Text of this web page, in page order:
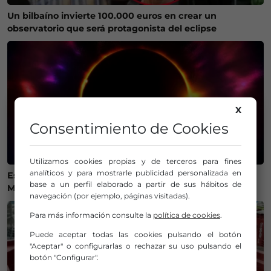
Un bilbaíno invierte 100.000 euros en crear un
observatorio que será protagonista del eclipse
Estos son los mejores lugares de Bizkaia y Las
Merindades para ver el eclipse del 12 de agosto
X
Consentimiento de Cookies
Utilizamos cookies propias y de terceros para fines
analíticos y para mostrarle publicidad personalizada en
base a un perfil elaborado a partir de sus hábitos de
navegación (por ejemplo, páginas visitadas).
Para más información consulte la política de cookies.
Puede aceptar todas las cookies pulsando el botón
"Aceptar" o configurarlas o rechazar su uso pulsando el
botón "Configurar".